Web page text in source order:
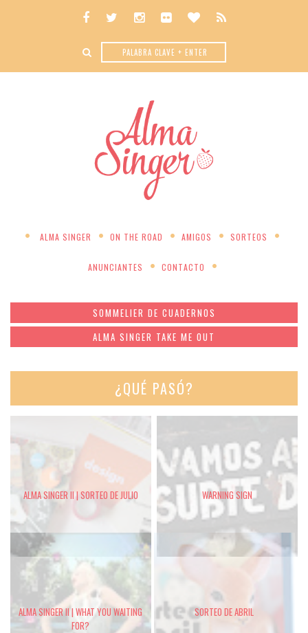
ALMA SINGER ON THE ROAD AMIGOS SORTEOS
ANUNCIANTES CONTACTO
SOMMELIER DE CUADERNOS
ALMA SINGER TAKE ME OUT
¿QUÉ PASÓ?
ALMA SINGER II | SORTEO DE JULIO WARNING SIGN
ALMA SINGER II | WHAT YOU WAITING
FOR?
SORTEO DE ABRIL